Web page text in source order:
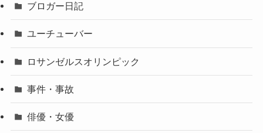
ブロガー日記
ユーチューバー
ロサンゼルスオリンピック
事件・事故
俳優・女優